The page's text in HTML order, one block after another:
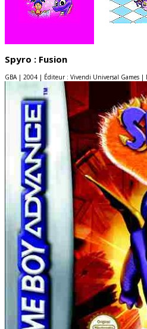
Spyro : Fusion
GBA | 2004 | Éditeur : Vivendi Universal Games |